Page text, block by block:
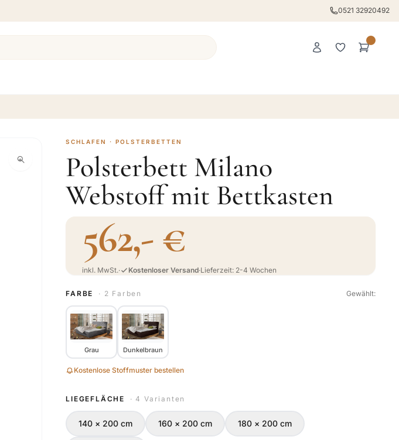
0521 32920492
SCHLAFEN · POLSTERBETTEN
Polsterbett Milano
Webstoff mit Bettkasten
562,- €
inkl. MwSt.· Kostenloser Versand·Lieferzeit: 2-4 Wochen
FARBE · 2 Farben Gewählt:
Grau Dunkelbraun
Kostenlose Stoffmuster bestellen
LIEGEFLÄCHE · 4 Varianten
140 × 200 cm 160 × 200 cm 180 × 200 cm